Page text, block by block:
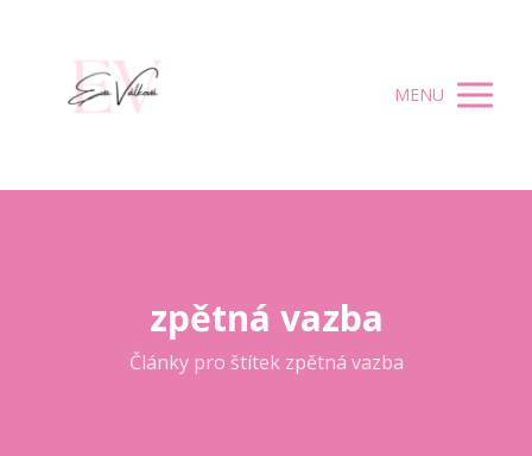
MENU
zpětná vazba
Články pro štítek zpětná vazba